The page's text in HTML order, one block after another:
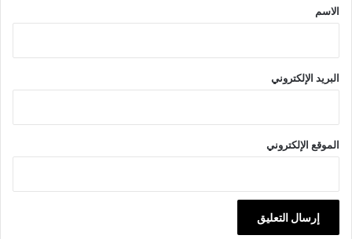
*
الاسم
البريد الإلكتروني
الموقع الإلكتروني